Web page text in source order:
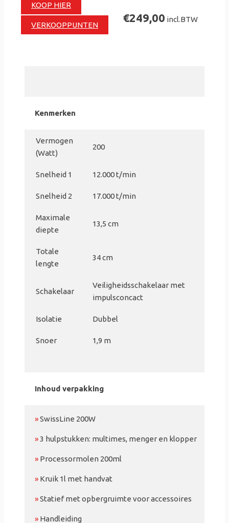
KOOP HIER
VERKOOPPUNTEN
€249,00 incl.BTW
Kenmerken
Vermogen
(Watt)
200
Snelheid 1 12.000 t/min
Snelheid 2 17.000 t/min
Maximale
diepte
13,5 cm
Totale
lengte
34 cm
Schakelaar
Veiligheidsschakelaar met
impulsconcact
Isolatie Dubbel
Snoer 1,9 m
Inhoud verpakking
»SwissLine 200W
»3 hulpstukken: multimes, menger en klopper
» Processormolen 200ml
» Kruik 1l met handvat
»Statief met opbergruimte voor accessoires
» Handleiding